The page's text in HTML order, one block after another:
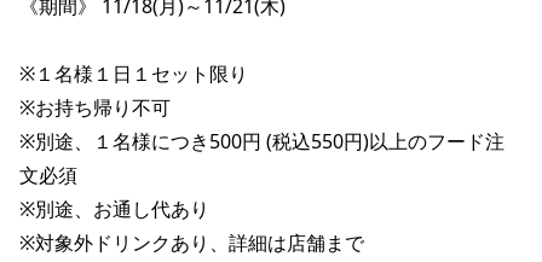
や台や
海老どて食堂
華花
IRライブラリトップ
決算説明資料
有価証券報告書等法定開示資料
株主総会関連資料
IRカレンダー
株価情報
株主優待
FAQ
《期間》 11/18(月)～11/21(木)
※１名様１日１セット限り
※お持ち帰り不可
※別途、１名様につき500円 (税込550円)以上のフード注
文必須
※別途、お通し代あり
※対象外ドリンクあり、詳細は店舗まで